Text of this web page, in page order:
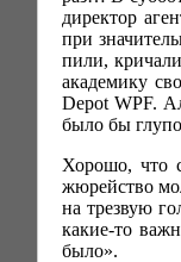
директор
при
пили,
академику
Depot WPF.
было бы
Хорошо, что
жюрейство
на трезвую
какие-то
было».